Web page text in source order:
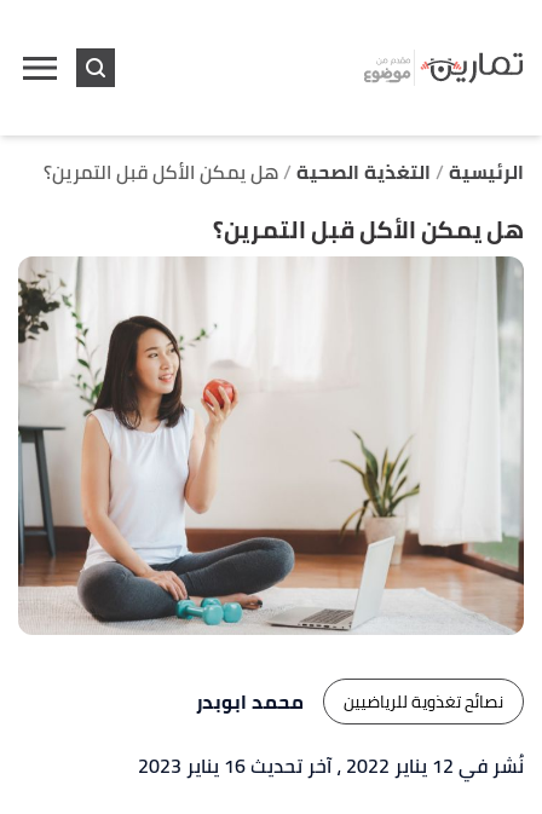
الرئيسية التغذية الصحية هل يمكن الأكل قبل التمرين؟
هل يمكن الأكل قبل التمرين؟
نصائح تغذوية للرياضيين
محمد ابوبدر
نُشر في 12 يناير 2022
، آخر تحديث 16 يناير 2023